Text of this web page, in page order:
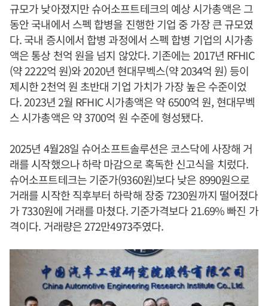
규모가 낮아졌지만 슈어소프트테크의 예상 시가총액은 그
동안 국내에서 스펙 합병을 진행한 기업 중 가장 큰 규모였
다. 국내 증시에서 합병 과정에서 스펙 합병 기업의 시가총
액은 통상 천억 원을 넘지 않았다. 기존에는 2017년 RFHIC
(약 2222억 원)와 2020년 현대무벡스(약 2034억 원) 등이
제시한 2천억 원 초반대 기업 가치가 가장 높은 수준이었
다. 2023년 2월 RFHIC 시가총액은 약 6500억 원, 현대무벡
스 시가총액은 약 3700억 원 수준에 형성됐다.
2025년 4월28일 슈어소프트솔루션은 코스닥에 사장해 거
래를 시작했으나 하락 마감으로 혹독한 신고식을 치렀다.
슈어소프트테크는 기준가(9360원)보다 낮은 8990원으로
거래를 시작한 직후부터 하락해 장중 7230원까지 떨어졌다
가 7330원에 거래를 마쳤다. 기준가격보다 21.69% 빠진 가
격이다. 거래량은 272만4973주였다.